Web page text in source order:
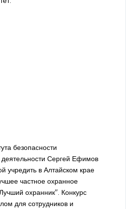
безопасности
Сергей Ефимов
учредить в Алтайском крае
частное охранное
охранник". Конкурс
для сотрудников и